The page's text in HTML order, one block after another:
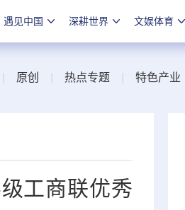
遇见中国 深耕世界 文娱体育
原创 热点专题 特色产业
工商联优秀